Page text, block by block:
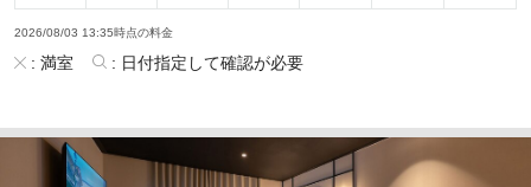
2026/08/03 13:35時点の料金
: 満室 : 日付指定して確認が必要